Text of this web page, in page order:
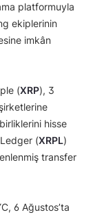
platformuyla
ekiplerinin
imkân
(XRP), 3
hisse
(XRPL)
transfer
6 Ağustos’ta